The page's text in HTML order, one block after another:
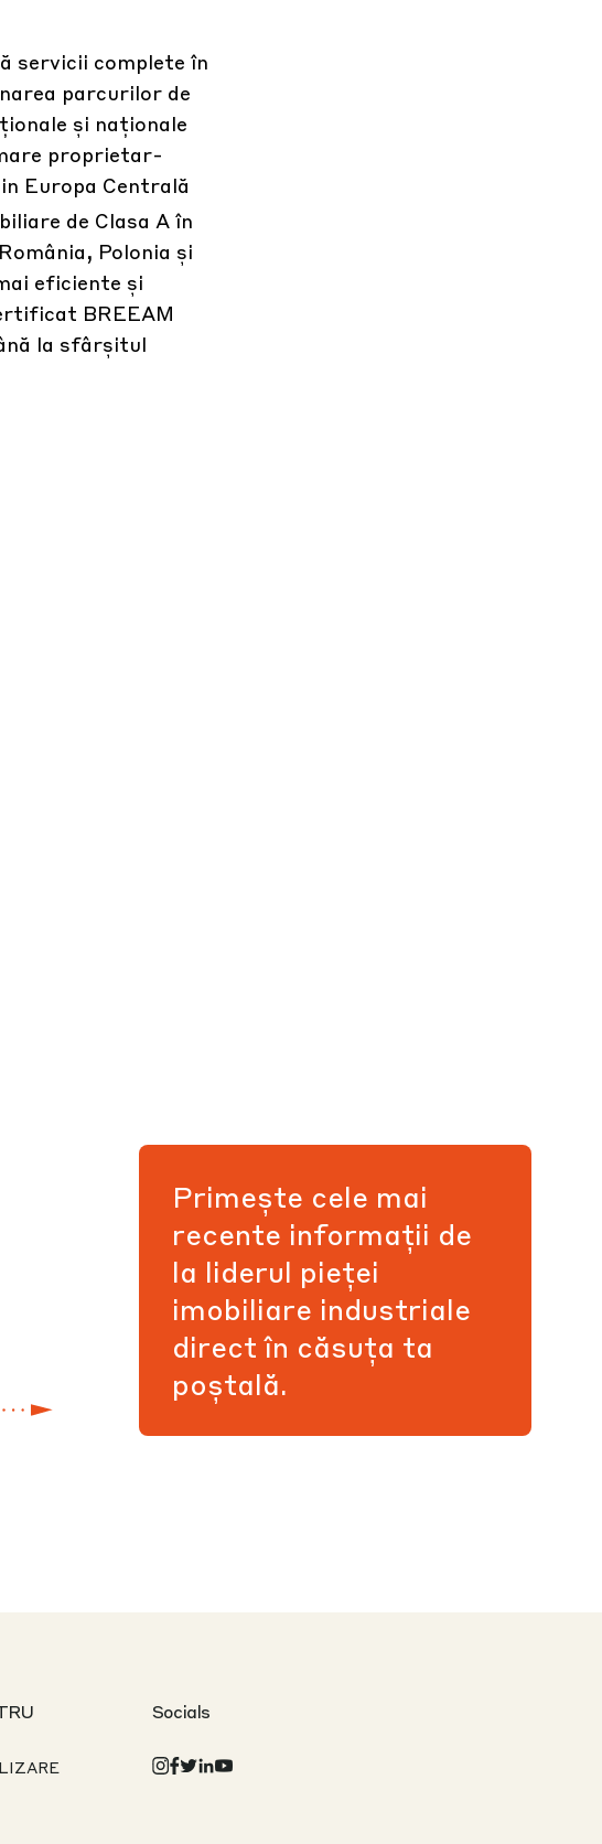
servicii complete în
parcurilor de
și naționale
proprietar-
Europa Centrală
de Clasa A în
Polonia și
eficiente și
BREEAM
la sfârșitul
Primește cele mai
recente informații de
la liderul pieței
imobiliare industriale
direct în căsuța ta
poștală.
Socials